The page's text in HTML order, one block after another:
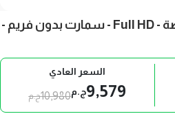
تلفزيون تريدنجوو - 43 بوصة - Full HD - سمارت بدون فريم -
السعر العادي
9,579ج.م10,980ج.م